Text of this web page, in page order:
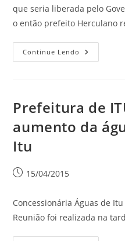
que seria liberada pelo
o então prefeito Herculano
Continue Lendo
Prefeitura de
aumento da
Itu
15/04/2015
Concessionária Águas de
Reunião foi realizada na